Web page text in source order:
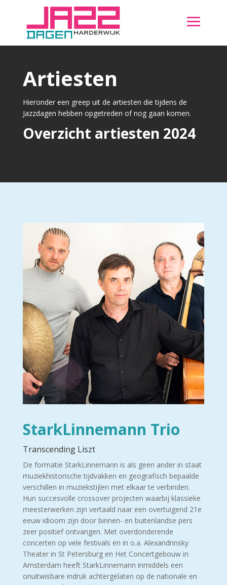
Artiesten
Hieronder een greep uit de artiesten die tijdens de
Jazzdagen hebben opgetreden of nog gaan komen.
Overzicht artiesten 2024
StarkLinnemann Trio
Transcending Liszt
De formatie StarkLinnemann is als geen ander in staat
muziekhistorische tijdvakken en geografisch bepaalde
verschillen in muziekstijlen met elkaar te verbinden.
Hun succesvolle crossover projecten waarbij klassieke
meesterwerken zijn vertaald naar een overtuigend 21e
eeuw idioom zijn door binnen- en buitenlandse pers
zeer positief ontvangen. Met overdonderende
concerten op vele festivals en in o.a. Alexandrinsky
Theater in St Petersburg en Het Concertgebouw in
Amsterdam heeft StarkLinnemann inmiddels een
onuitwisbare indruk achtergelaten op de nationale en